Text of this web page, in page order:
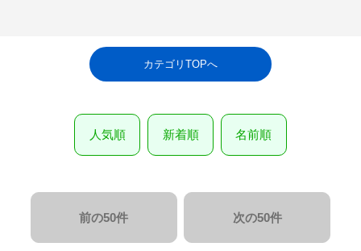
カテゴリTOPへ
人気順 新着順 名前順
前の50件 次の50件